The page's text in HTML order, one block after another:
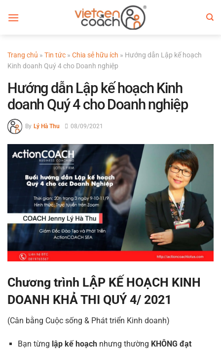
qua
Trang chủ » Tin tức » Chia sẻ hữu ích » Hướng dẫn Lập kế hoạch
Kinh doanh Quý 4 cho Doanh nghiệp
Hướng dẫn Lập kế hoạch Kinh
doanh Quý 4 cho Doanh nghiệp
By Lý Hà Thu 08/09/2021
Chương trình LẬP KẾ HOẠCH KINH
DOANH KHẢ THI QUÝ 4/ 2021
(Cân bằng Cuộc sống & Phát triển Kinh doanh)
Bạn từng lập kế hoạchnhưng thường KHÔNG đạt